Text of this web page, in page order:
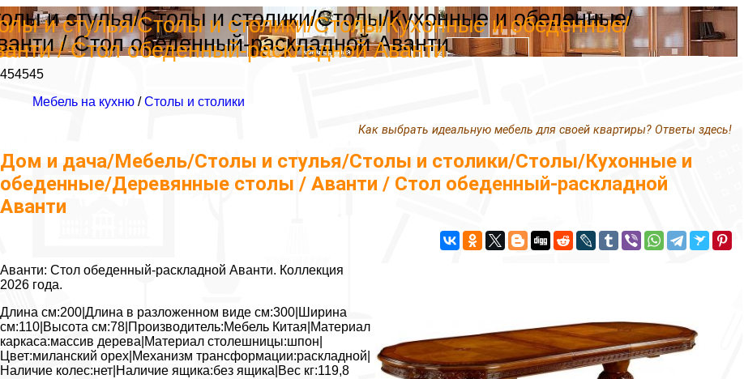
и стулья/Столы и столики/Столы/Кухонные и обеденные/
/ Стол обеденный-раскладной Аванти
и стулья/Столы и столики/Столы/Кухонные и обеденные/
/ Стол обеденный-раскладной Аванти
454545
Мебель на кухню /Столы и столики
Как выбрать идеальную мебель для своей квартиры? Ответы здесь!
Дом и дача/Мебель/Столы и стулья/Столы и столики/Столы/Кухонные и
обеденные/Деревянные столы / Аванти / Стол обеденный-раскладной
Аванти
Аванти: Стол обеденный-раскладной Аванти. Коллекция
2026 года.
Длина см:200|Длина в разложенном виде см:300|Ширина
см:110|Высота см:78|Производитель:Мебель Китая|Материал
каркаса:массив дерева|Материал столешницы:шпон|
Цвет:миланский орех|Механизм трансформации:раскладной|
Наличие колес:нет|Наличие ящика:без ящика|Вес кг:119,8